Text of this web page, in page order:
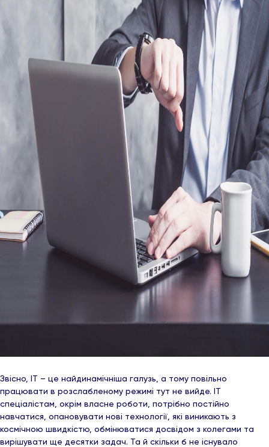
Звісно, ІТ – це найдинамічніша галузь, а тому повільно
працювати в розслабленому режимі тут не вийде. ІТ
спеціалістам, окрім власне роботи, потрібно постійно
навчатися, опановувати нові технології, які виникають з
космічною швидкістю, обмінюватися досвідом з колегами та
вирішувати ще десятки задач. Та й скільки б не існувало